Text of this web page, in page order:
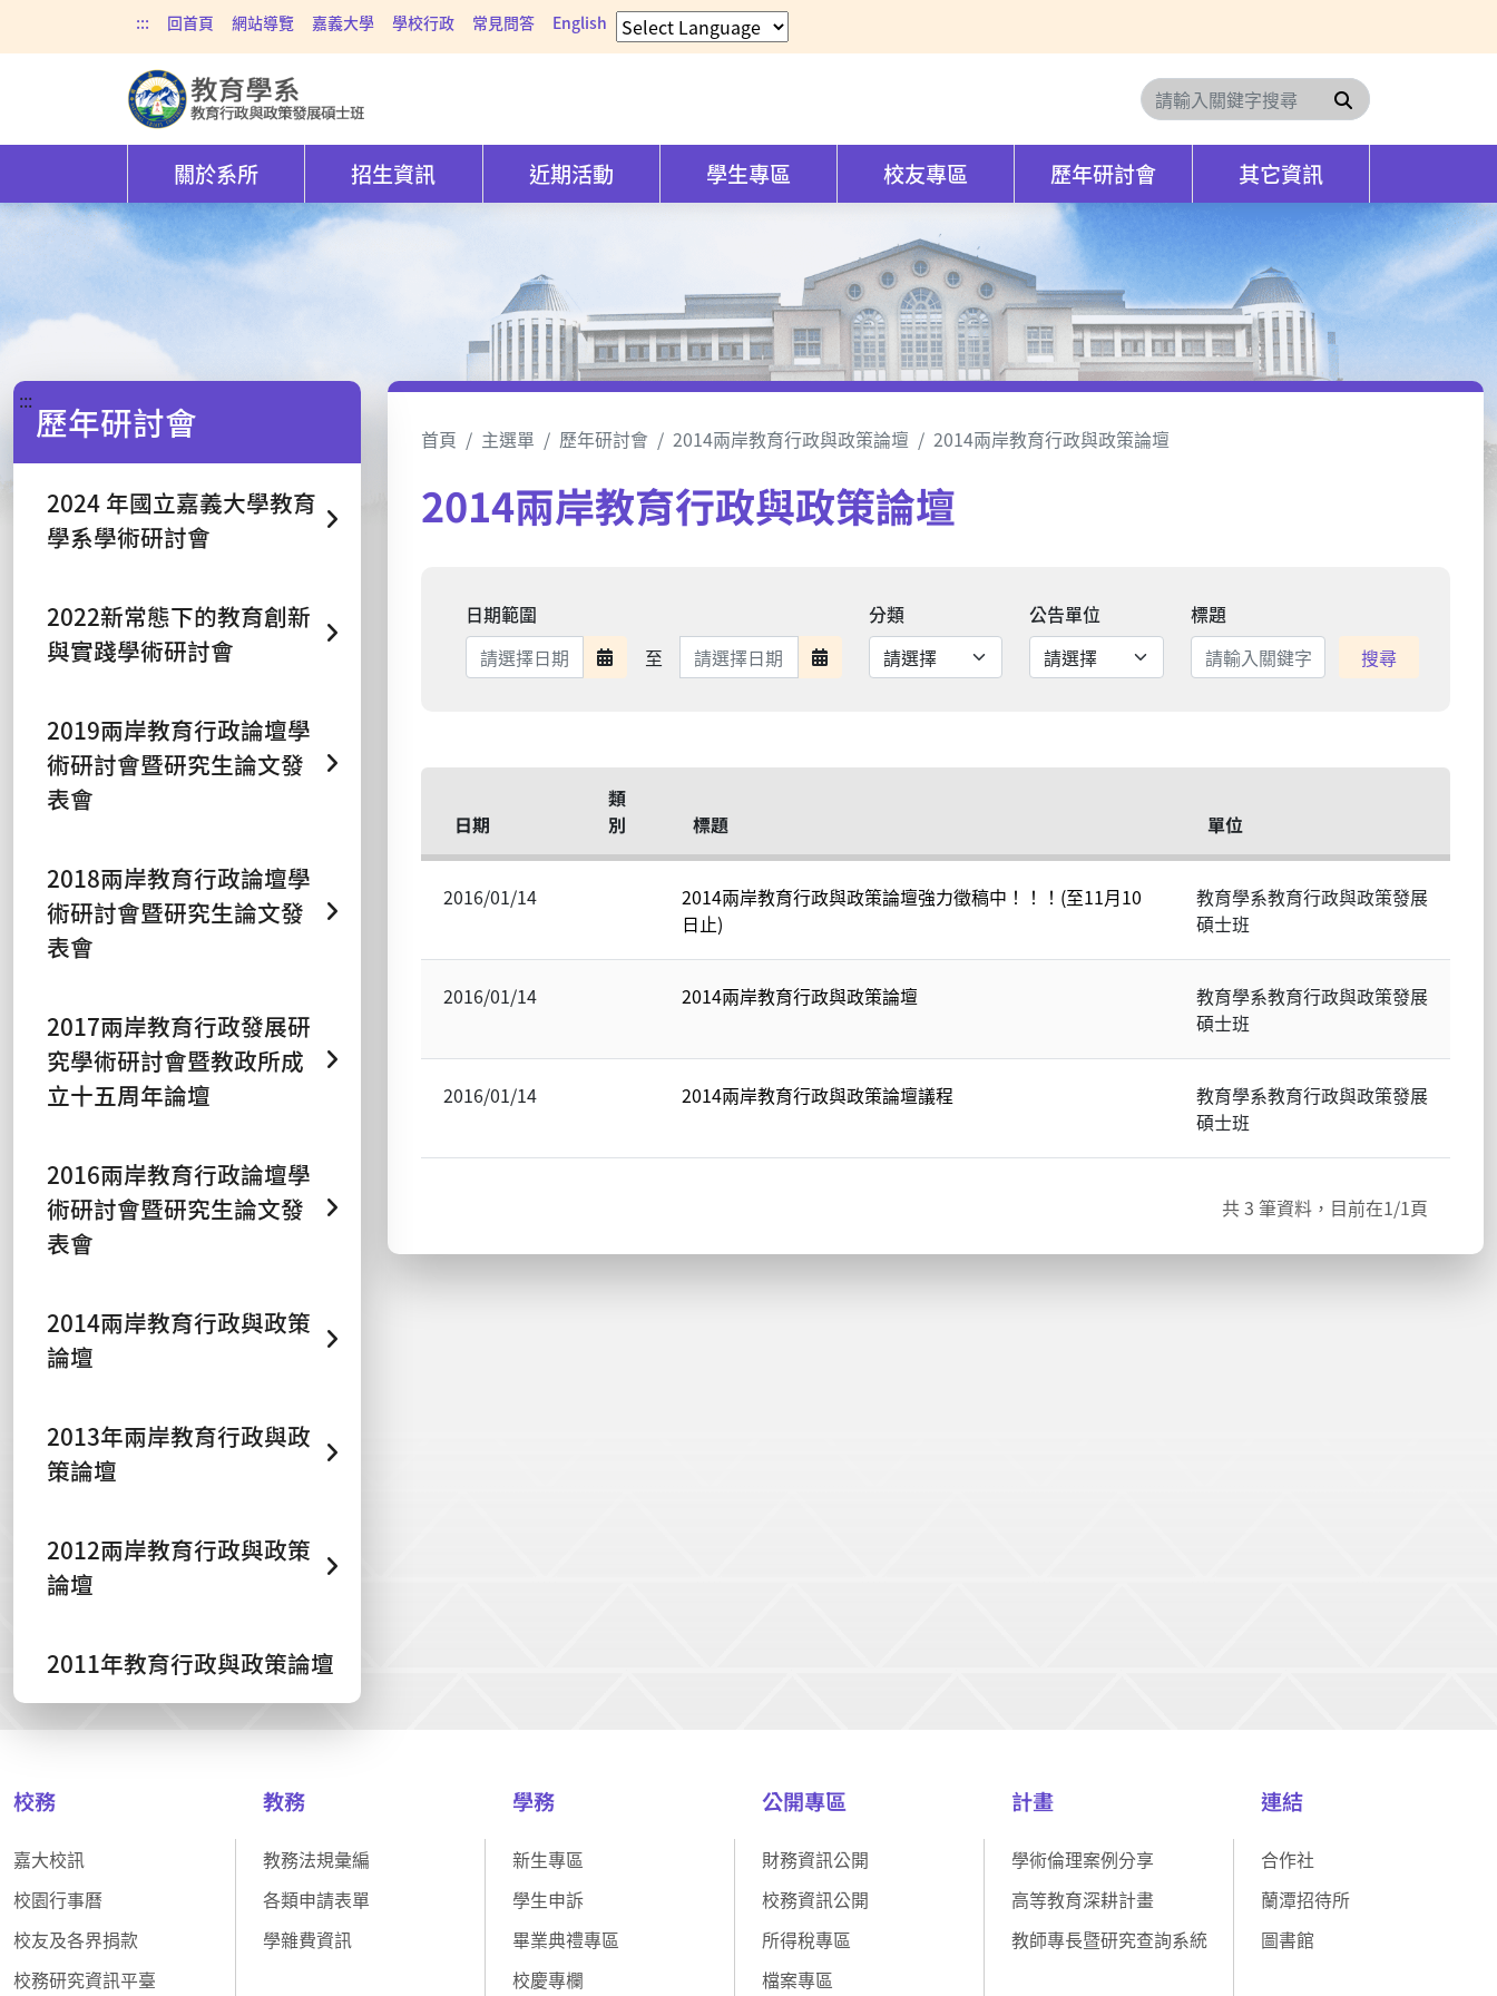
::: 回首頁 網站導覽 嘉義大學 學校行政 常見問答 English
搜尋
關於系所 招生資訊 近期活動 學生專區 校友專區 歷年研討會 其它資訊
::: 歷年研討會
2024 年國立嘉義大學教育
學系學術研討會
2022新常態下的教育創新
與實踐學術研討會
2019兩岸教育行政論壇學
術研討會暨研究生論文發
表會
2018兩岸教育行政論壇學
術研討會暨研究生論文發
表會
2017兩岸教育行政發展研
究學術研討會暨教政所成
立十五周年論壇
2016兩岸教育行政論壇學
術研討會暨研究生論文發
表會
2014兩岸教育行政與政策
論壇
2013年兩岸教育行政與政
策論壇
2012兩岸教育行政與政策
論壇
2011年教育行政與政策論壇
首頁 主選單 歷年研討會 2014兩岸教育行政與政策論壇 2014兩岸教育行政與政策論壇
2014兩岸教育行政與政策論壇
日期範圍
日期範圍開始
至 日期範圍結束 日期範圍結束
分類 公告單位
標題
搜尋
日期
類
別
標題 單位
2016/01/14
2014兩岸教育行政與政策論壇強力徵稿中！！！(至11月10
日止)
教育學系教育行政與政策發展
碩士班
2016/01/14 2014兩岸教育行政與政策論壇
教育學系教育行政與政策發展
碩士班
2016/01/14 2014兩岸教育行政與政策論壇議程
教育學系教育行政與政策發展
碩士班
共3 筆資料，目前在1/1頁
校務
嘉大校訊
校園行事曆
校友及各界捐款
校務研究資訊平臺
教務
教務法規彙編
各類申請表單
學雜費資訊
學務
新生專區
學生申訴
畢業典禮專區
校慶專欄
公開專區
財務資訊公開
校務資訊公開
所得稅專區
檔案專區
計畫
學術倫理案例分享
高等教育深耕計畫
教師專長暨研究查詢系統
連結
合作社
蘭潭招待所
圖書館